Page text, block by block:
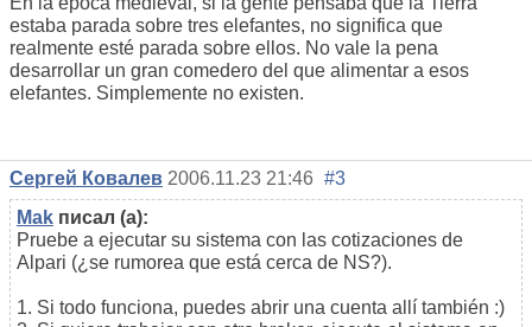
estaba parada sobre tres elefantes, no significa que
realmente esté parada sobre ellos. No vale la pena
desarrollar un gran comedero del que alimentar a esos
elefantes. Simplemente no existen.
Сергей Ковалев 2006.11.23 21:46 #3
Mak писал (а):
Pruebe a ejecutar su sistema con las cotizaciones de
Alpari (¿se rumorea que está cerca de NS?).
1. Si todo funciona, puedes abrir una cuenta allí también :)